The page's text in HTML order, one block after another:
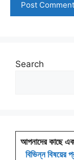
Search
আপনাদের কাছে
বিভিন্ন বিষয়ের